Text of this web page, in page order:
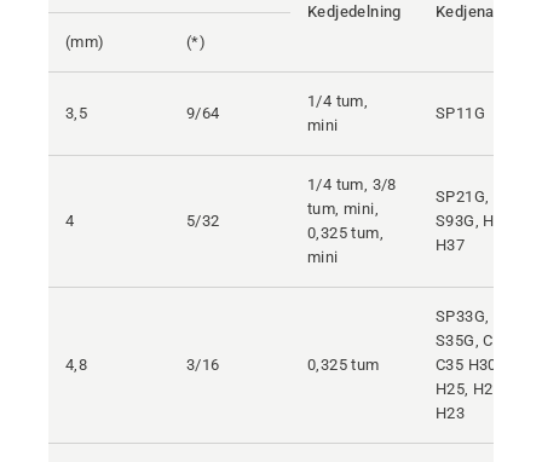
Kedjedelning
Kedjenamn
(mm)
(*)
3,5 9/64
1/4 tum,
mini
SP11G
4 5/32
1/4 tum, 3/8
tum, mini,
0,325 tum,
mini
SP21G,
S93G, H00,
H37
4,8 3/16 0,325 tum
SP33G,
S35G, C33,
C35 H30,
H25, H21,
H23